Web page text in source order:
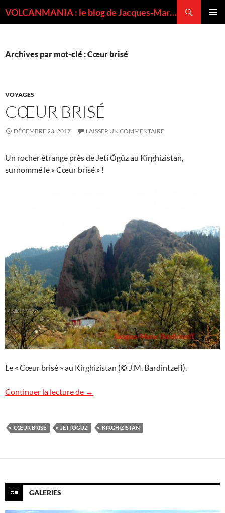
VOLCANMANIA : le blog de Jacques-Marie BARDINTZEFF, volcanologue
Archives par mot-clé : Cœur brisé
VOYAGES
CŒUR BRISÉ
DÉCEMBRE 23, 2017 LAISSER UN COMMENTAIRE
Un rocher étrange près de Jeti Ögüz au Kirghizistan,
surnommé le « Cœur brisé » !
Le « Cœur brisé » au Kirghizistan (© J.M. Bardintzeff).
Continuer la lecture de Cœur brisé
→
CŒUR BRISÉ JETI ÖGÜZ KIRGHIZISTAN
GALERIES